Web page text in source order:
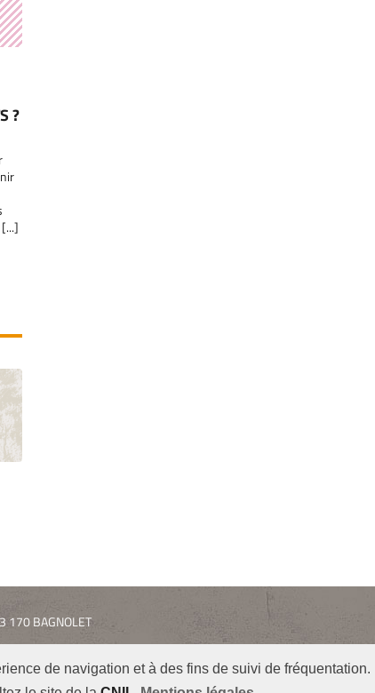
de navigation et à des fins de suivi de fréquentation.
?
170 BAGNOLET
SUIVEZ-NOUS